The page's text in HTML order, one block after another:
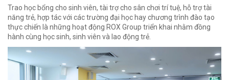
Trao học bổng cho sinh viên, tài trợ cho sân chơi trí tuệ, hỗ trợ tài
năng trẻ, hợp tác với các trường đại học hay chương trình đào tạo
thực chiến là những hoạt động ROX Group triển khai nhằm đồng
hành cùng học sinh, sinh viên và lao động trẻ.